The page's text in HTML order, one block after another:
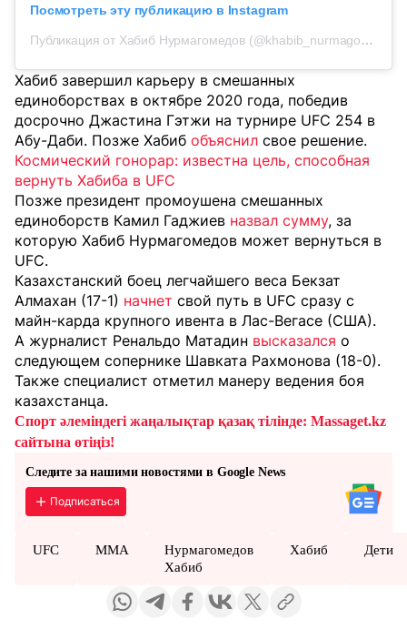
Посмотреть эту публикацию в Instagram
Публикация от Хабиб Нурмагомедов (@khabib_nurmagomedov)
Хабиб завершил карьеру в смешанных
единоборствах в октябре 2020 года, победив
досрочно Джастина Гэтжи на турнире UFC 254 в
Абу-Даби. Позже Хабиб объяснил свое решение.
Космический гонорар: известна цель, способная
вернуть Хабиба в UFC
Позже президент промоушена смешанных
единоборств Камил Гаджиев назвал сумму, за
которую Хабиб Нурмагомедов может вернуться в
UFC.
Казахстанский боец легчайшего веса Бекзат
Алмахан (17-1) начнет свой путь в UFC сразу с
майн-карда крупного ивента в Лас-Вегасе (США).
А журналист Ренальдо Матадин высказался о
следующем сопернике Шавката Рахмонова (18-0).
Также специалист отметил манеру ведения боя
казахстанца.
Спорт әлеміндегі жаңалықтар қазақ тілінде: Massaget.kz
сайтына өтіңіз!
Следите за нашими новостями в Google News
Подписаться
UFC ММА
Нурмагомедов
Хабиб
Хабиб Дети